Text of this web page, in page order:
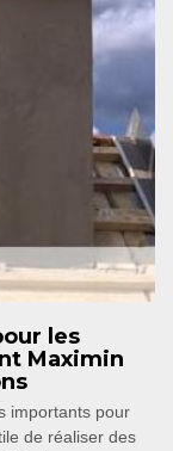
les
Maximin
importants pour
de réaliser des